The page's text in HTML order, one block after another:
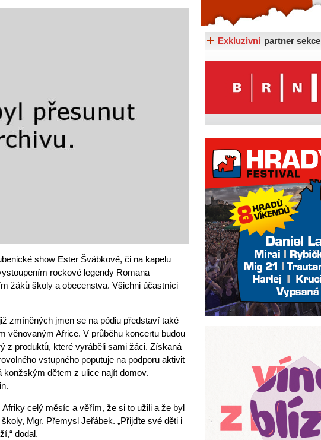
show Ester Švábkové, či na kapelu
rockové legendy Romana
žáků školy a obecenstva. Všichni účastníci
zmíněných jmen se na pódiu představí také
Africe. V průběhu koncertu budou
z produktů, které vyráběli sami žáci. Získaná
vstupného poputuje na podporu aktivit
dětem z ulice najít domov.
celý měsíc a věřím, že si to užili a že byl
Mgr. Přemysl Jeřábek. „Přijďte své děti i
dodal.
Exkluzivní partner sekce